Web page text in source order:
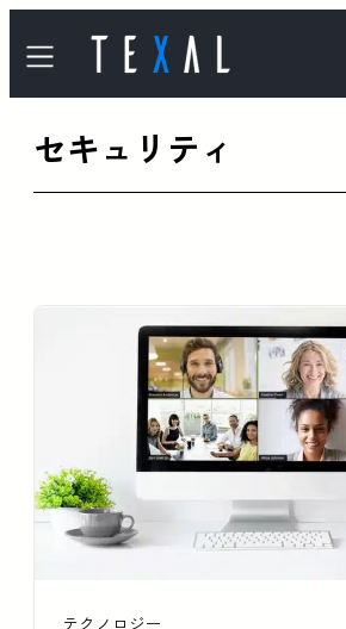
容
を
セキュリティ
テクノロジー